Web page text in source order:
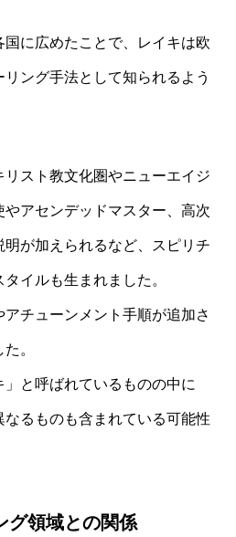
に広めたことで、レイキは欧
ング手法として知られるよう
スト教文化圏やニューエイジ
アセンデッドマスター、高次
が加えられるなど、スピリチ
イルも生まれました。
チューンメント手順が追加さ
。
と呼ばれているものの中に
るものも含まれている可能性
グ領域との関係